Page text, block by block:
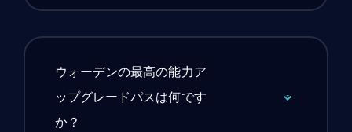
ウォーデンの最高の能力ア
ップグレードパスは何です
か？